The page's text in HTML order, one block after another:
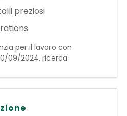
preziosi
per il lavoro con
09/2024, ricerca
da oltre trent'anni
artistiche una
La risorsa
il flusso dei
fusi negli